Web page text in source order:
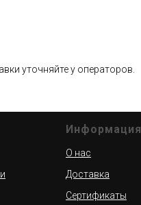
уточняйте у операторов.
Информация
О нас
Доставка
Сертификаты